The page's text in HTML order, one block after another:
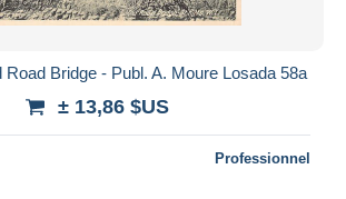
Road Bridge - Publ. A. Moure Losada 58a
± 13,86 $US
Professionnel